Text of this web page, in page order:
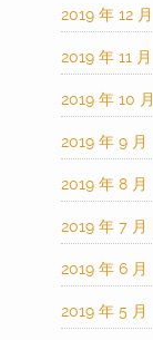
2019 年 12 月
2019 年 11 月
2019 年 10 月
2019 年 9 月
2019 年 8 月
2019 年 7 月
2019 年 6 月
2019 年 5 月